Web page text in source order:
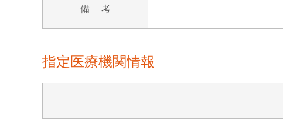
備 考
指定医療機関情報